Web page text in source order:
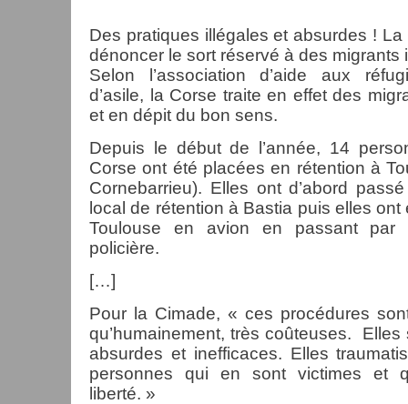
Des pratiques illégales et absurdes !
dénoncer le sort réservé à des migrants
Selon l’association d’aide aux
d’asile, la Corse traite en effet des
et en dépit du bon sens.
Depuis le début de l’année, 14
Corse ont été placées en rétention à
Cornebarrieu). Elles ont d’abord
local de rétention à Bastia puis elles
Toulouse en avion en passant par
policière.
[…]
Pour la Cimade, « ces procédures
qu’humainement, très coûteuses. Elles
absurdes et inefficaces. Elles
personnes qui en sont victimes et
liberté. »